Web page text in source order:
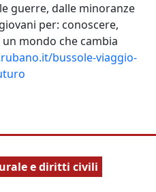
guerre, dalle minoranze
per: conoscere,
mondo che cambia
bussole-viaggio-
e diritti civili